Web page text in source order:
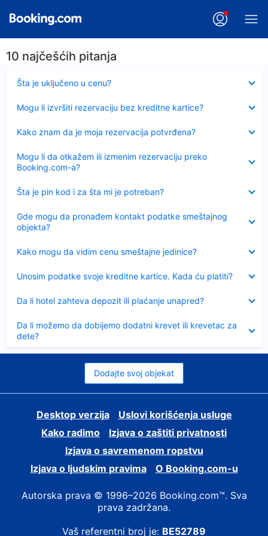
10 najčešćih pitanja
Šta je uključeno u cenu?
Sažeto
Mogu li izvršiti rezervaciju bez kreditne kartice?
Kako znam da je moja rezervacija potvrđena?
Mogu li da otkažem ili izmenim rezervaciju preko
Booking.com-a?
Šta je pin kod i za šta mi je potreban?
Sažeto
Gde mogu da pronađem kontakt podatke smeštajnog
objekta?
Kako mogu da vidim cenu smeštajne jedinice?
Unosim podatke svoje kreditne kartice. Kada ću platiti?
Da li hotel zahteva depozit ili plaćanje unapred?
Da li možemo da dobijemo dodatni krevet ili krevetac za
dete?
Dodajte svoj objekat
Desktop verzija
Uslovi korišćenja usluge
Kako radimo
Izjava o zaštiti privatnosti
Izjava o savremenom ropstvu
Izjava o ljudskim pravima
О Booking.com-u
Autorska prava © 1996–2026 Booking.com™. Sva
prava zadržana.
Vaš referentni broj je: BE52789